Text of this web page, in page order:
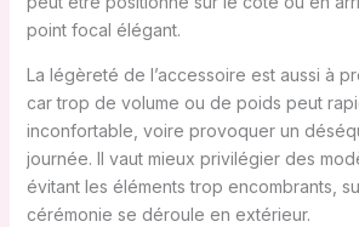
point focal élégant.
La légèreté de l’accessoire est aussi à
car trop de volume ou de poids peut
inconfortable, voire provoquer un
journée. Il vaut mieux privilégier des
évitant les éléments trop encombrants,
cérémonie se déroule en extérieur.